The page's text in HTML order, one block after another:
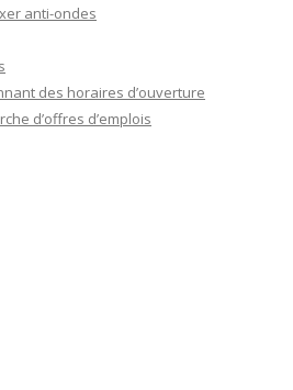
anti-ondes
des horaires d’ouverture
d’offres d’emplois